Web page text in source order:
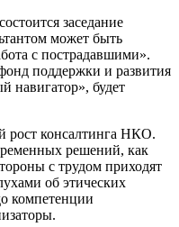
заседание
может быть
с пострадавшими».
поддержки и развития
навигатор», будет
рост консалтинга НКО.
решений, как
с трудом приходят
об этических
компетенции